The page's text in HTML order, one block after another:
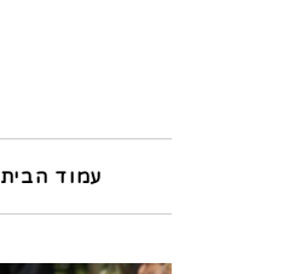
עמוד הבית